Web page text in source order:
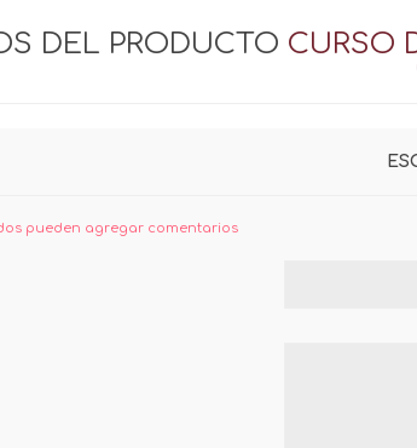
DEL PRODUCTO CURSO
pueden agregar comentarios